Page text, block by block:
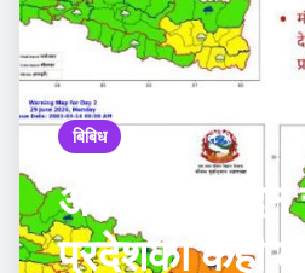
बिबिध असार १४ गते २०८३
अबको तीन दिन
प्रदेशका केही